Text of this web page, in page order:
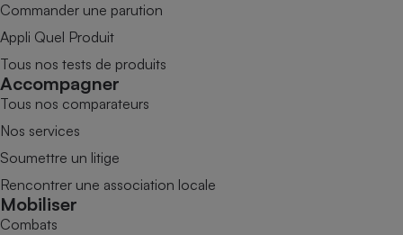
Commander une parution
Appli Quel Produit
Tous nos tests de produits
Accompagner
Tous nos comparateurs
Nos services
Soumettre un litige
Rencontrer une association locale
Mobiliser
Combats